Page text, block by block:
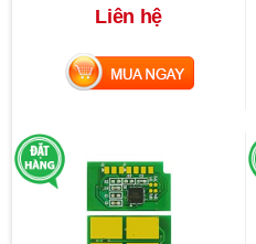
Liên hệ
MUA NGAY